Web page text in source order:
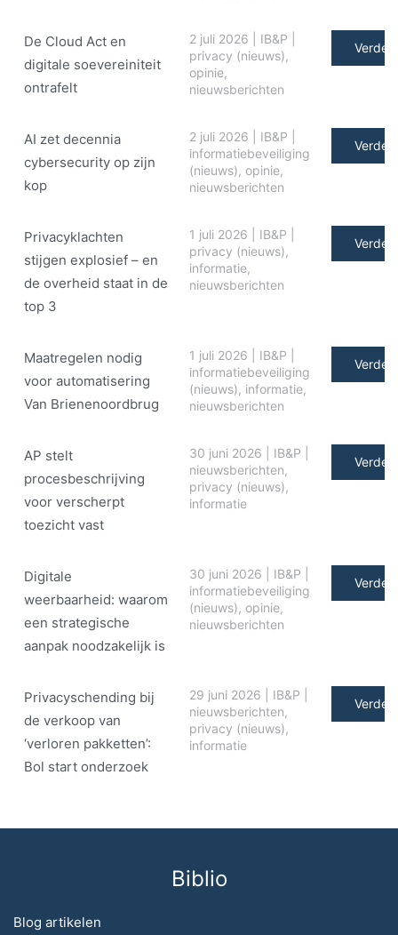
De Cloud Act en
digitale soe­ve­rei­ni­teit
ontrafelt
2 juli 2026 IB&P
privacy (nieuws),
opinie,
nieuwsberichten
Verder
AI zet decennia
cybersecurity op zijn
kop
2 juli 2026 IB&P
informatiebeveiliging
(nieuws), opinie,
nieuwsberichten
Verder
Privacyklachten
stijgen explosief – en
de overheid staat in de
top 3
1 juli 2026 IB&P
privacy (nieuws),
informatie,
nieuwsberichten
Verder
Maatregelen nodig
voor automatisering
Van Brienenoordbrug
1 juli 2026 IB&P
informatiebeveiliging
(nieuws), informatie,
nieuwsberichten
Verder
AP stelt
procesbeschrijving
voor verscherpt
toezicht vast
30 juni 2026 IB&P
nieuwsberichten,
privacy (nieuws),
informatie
Verder
Digitale
weerbaarheid: waarom
een strategische
aanpak noodzakelijk is
30 juni 2026 IB&P
informatiebeveiliging
(nieuws), opinie,
nieuwsberichten
Verder
Privacyschending bij
de verkoop van
‘verloren pakketten’:
Bol start onderzoek
29 juni 2026 IB&P
nieuwsberichten,
privacy (nieuws),
informatie
Verder
Biblio
Blog artikelen